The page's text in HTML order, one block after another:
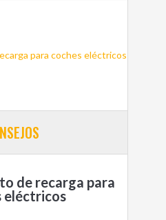
de recarga para
eléctricos